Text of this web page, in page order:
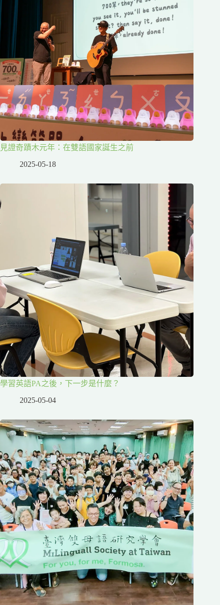
見證奇蹟木元年：在雙語國家誕生之前
2025-05-18
學習英語PA之後，下一步是什麼？
2025-05-04